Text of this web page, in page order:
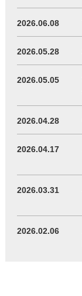
2026.06.08
2026.05.28
2026.05.05
2026.04.28
2026.04.17
2026.03.31
2026.02.06